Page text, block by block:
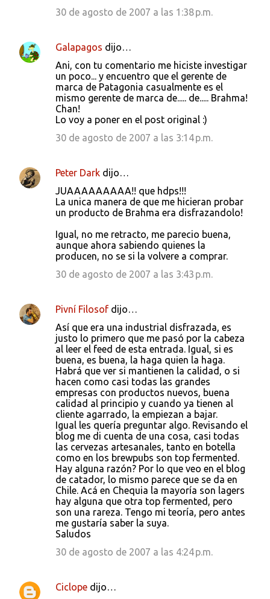
30 de agosto de 2007 a las 1:38 p.m.
Galapagos dijo…
Ani, con tu comentario me hiciste investigar
un poco... y encuentro que el gerente de
marca de Patagonia casualmente es el
mismo gerente de marca de..... de..... Brahma!
Chan!
Lo voy a poner en el post original :)
30 de agosto de 2007 a las 3:14 p.m.
Peter Dark dijo…
JUAAAAAAAAA!! que hdps!!!
La unica manera de que me hicieran probar
un producto de Brahma era disfrazandolo!
Igual, no me retracto, me parecio buena,
aunque ahora sabiendo quienes la
producen, no se si la volvere a comprar.
30 de agosto de 2007 a las 3:43 p.m.
Pivní Filosof dijo…
Así que era una industrial disfrazada, es
justo lo primero que me pasó por la cabeza
al leer el feed de esta entrada. Igual, si es
buena, es buena, la haga quien la haga.
Habrá que ver si mantienen la calidad, o si
hacen como casi todas las grandes
empresas con productos nuevos, buena
calidad al principio y cuando ya tienen al
cliente agarrado, la empiezan a bajar.
Igual les quería preguntar algo. Revisando el
blog me di cuenta de una cosa, casi todas
las cervezas artesanales, tanto en botella
como en los brewpubs son top fermented.
Hay alguna razón? Por lo que veo en el blog
de catador, lo mismo parece que se da en
Chile. Acá en Chequia la mayoría son lagers
hay alguna que otra top fermented, pero
son una rareza. Tengo mi teoría, pero antes
me gustaría saber la suya.
Saludos
30 de agosto de 2007 a las 4:24 p.m.
Ciclope dijo…